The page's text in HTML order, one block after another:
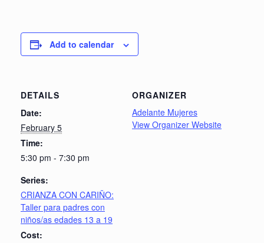
Add to calendar
DETAILS
Date:
February 5
Time:
5:30 pm - 7:30 pm
Series:
CRIANZA CON CARIÑO:
Taller para padres con
niños/as edades 13 a 19
Cost:
ORGANIZER
Adelante Mujeres
View Organizer Website